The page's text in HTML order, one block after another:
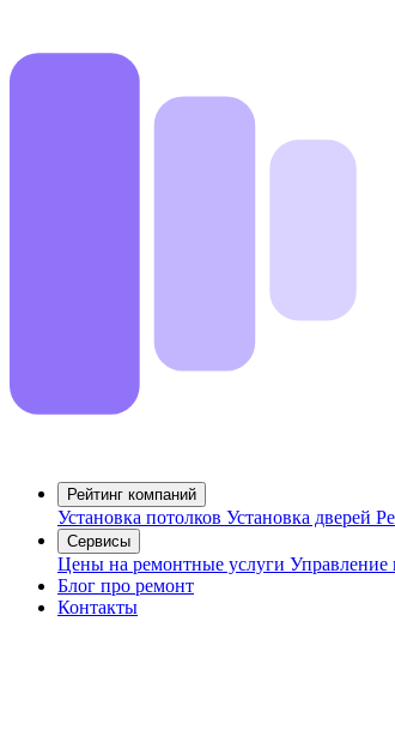
Рейтинг компаний
Установка потолков Установка дверей
Сервисы
Цены на ремонтные услуги Управление
Блог про ремонт
Контакты